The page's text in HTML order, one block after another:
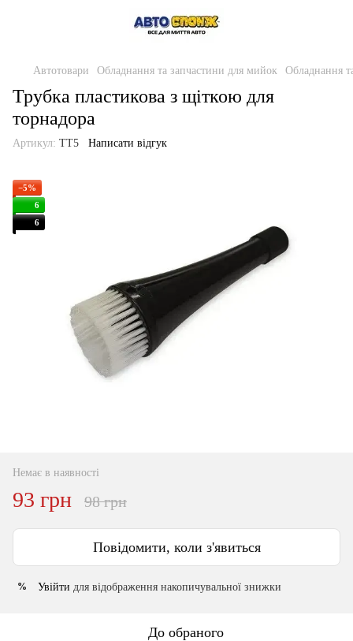
Автотовари Обладнання та запчастини для мийок Обладнання
Трубка пластикова з щіткою для
торнадора
Артикул: TT5 Написати відгук
−5%
6
6
Немає в наявності
93 грн 98 грн
Повідомити, коли з'явиться
% Увійти для відображення накопичувальної знижки
До обраного